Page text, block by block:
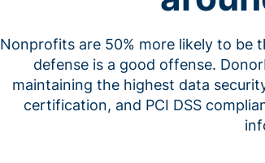
Nonprofits are 50% more likely to be
defense is a good offense.
maintaining the highest data
certification, and PCI DSS